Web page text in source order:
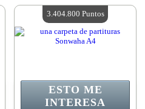
Cantidad disponible:4
ESTO ME
INTERESA
3.404.800 Puntos